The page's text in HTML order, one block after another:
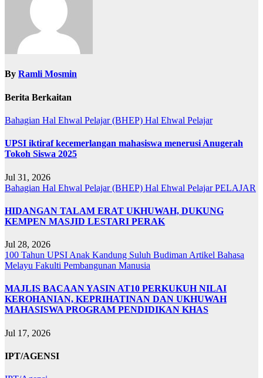
By Ramli Mosmin
Berita Berkaitan
Bahagian Hal Ehwal Pelajar (BHEP) Hal Ehwal Pelajar
UPSI iktiraf kecemerlangan mahasiswa menerusi Anugerah
Tokoh Siswa 2025
Jul 31, 2026
Bahagian Hal Ehwal Pelajar (BHEP) Hal Ehwal PelajarPELAJAR
HIDANGAN TALAM ERAT UKHUWAH, DUKUNG
KEMPEN MASJID LESTARI PERAK
Jul 28, 2026
100 Tahun UPSI Anak Kandung Suluh Budiman Artikel Bahasa
Melayu Fakulti Pembangunan Manusia
MAJLIS BACAAN YASIN AT10 PERKUKUH NILAI
KEROHANIAN, KEPRIHATINAN DAN UKHUWAH
MAHASISWA PROGRAM PENDIDIKAN KHAS
Jul 17, 2026
IPT/AGENSI